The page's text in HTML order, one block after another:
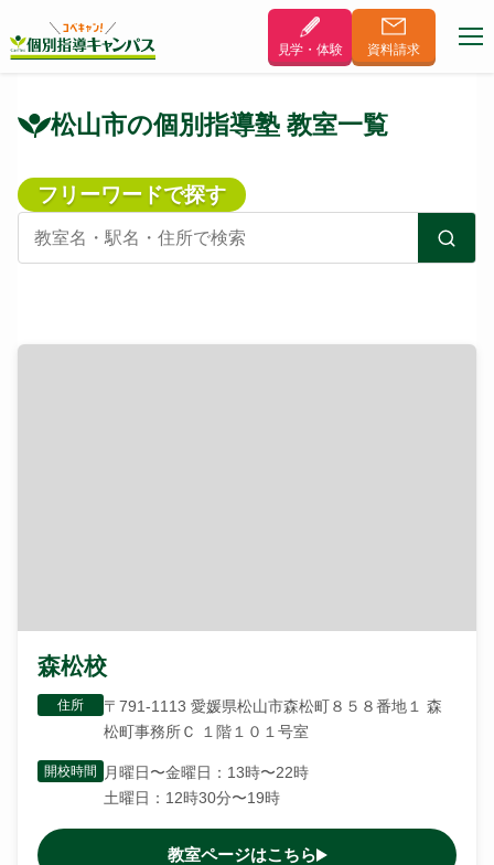
見学・体験 資料請求
松山市の個別指導塾 教室一覧
フリーワードで探す
森松校
住所
〒791-1113 愛媛県松山市森松町８５８番地１ 森
松町事務所Ｃ １階１０１号室
開校時間
月曜日〜金曜日：13時〜22時
土曜日：12時30分〜19時
教室ページはこちら